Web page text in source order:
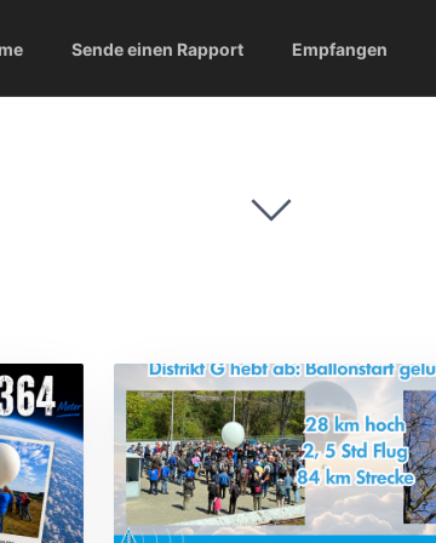
Sende einen Rapport Empfangen